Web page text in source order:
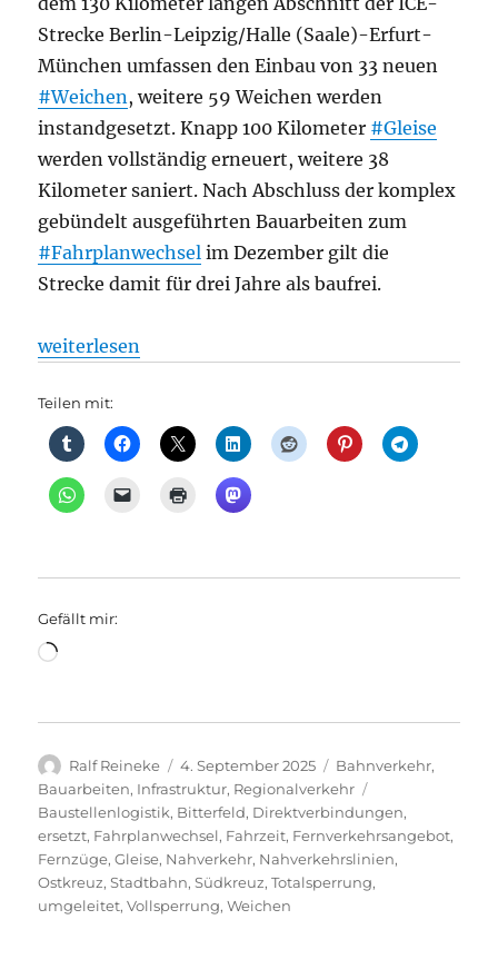
Strecke Berlin-Leipzig/Halle (Saale)-Erfurt-
München umfassen den Einbau von 33 neuen
#Weichen, weitere 59 Weichen werden
instandgesetzt. Knapp 100 Kilometer #Gleise
werden vollständig erneuert, weitere 38
Kilometer saniert. Nach Abschluss der komplex
gebündelt ausgeführten Bauarbeiten zum
#Fahrplanwechsel im Dezember gilt die
Strecke damit für drei Jahre als baufrei.
„DB InfraGO erneuert und saniert 90 Weichen und
weiterlesen
Teilen mit:
Gefällt mir:
Wird
Autor
Ralf Reineke
Veröffentlicht
am
4. September 2025 Kategorien
Bahnverkehr,
Bauarbeiten, Infrastruktur, Regionalverkehr
Baustellenlogistik, Bitterfeld, Direktverbindungen,
ersetzt, Fahrplanwechsel, Fahrzeit, Fernverkehrsangebot,
Fernzüge,Gleise, Nahverkehr, Nahverkehrslinien,
Ostkreuz,Stadtbahn,Südkreuz,Totalsperrung,
umgeleitet,Vollsperrung,Weichen